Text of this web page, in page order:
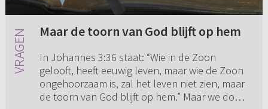
Maar de toorn van God blijft op hem
In Johannes 3:36 staat: “Wie in de Zoon
gelooft, heeft eeuwig leven, maar wie de Zoon
ongehoorzaam is, zal het leven niet zien, maar
de toorn van God blijft op hem.” Maar we doen